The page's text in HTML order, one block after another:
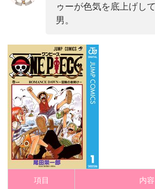
ゥーが色気を底上げし
男。
項目 内容